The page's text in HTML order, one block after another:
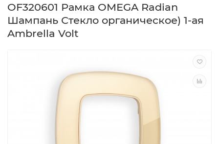
OF320601 Рамка OMEGA Radian
Шампань Стекло органическое) 1-ая
Ambrella Volt